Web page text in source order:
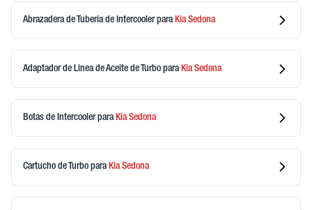
Abrazadera de Tuberia de Intercoolerpara KiaSedona
Adaptador de Linea de Aceite de Turbo para KiaSedona
Botas de Intercoolerpara KiaSedona
Cartucho de Turbo para KiaSedona